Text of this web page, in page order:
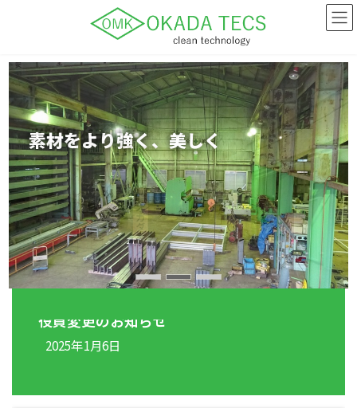
ツ
へ
ス
キ
ッ
プ
シ
ョ
ン
に
移
動
昭和22年創業
ー1947年ー
素材をより強く、美しく
モノづくり・ヒトづくりで未来を創造
役員変更のお知らせ
2025年1月6日